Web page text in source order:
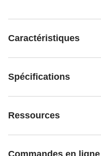
Caractéristiques
Spécifications
Ressources